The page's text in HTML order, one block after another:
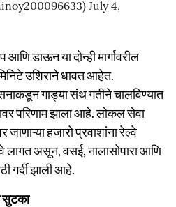
July 4,
डाऊन या दोन्ही मार्गावरील
उशिराने धावत आहेत.
गाड्या संथ गतीने चालविण्यात
परिणाम झाला आहे. लोकल सेवा
हजारो प्रवाशांना रेल्वे
लागत असून, वसई, नालासोपारा आणि
गर्दी झाली आहे.
सुटका